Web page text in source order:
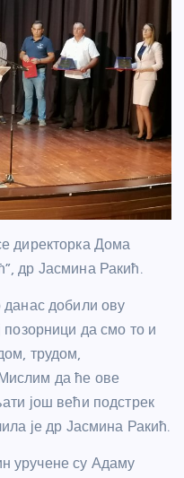
директорка Дома
др Јасмина Ракић.
добили ову
позорници да смо то и
трудом,
да ће ове
још већи подстрек
је др Јасмина Ракић.
уручене су Адаму